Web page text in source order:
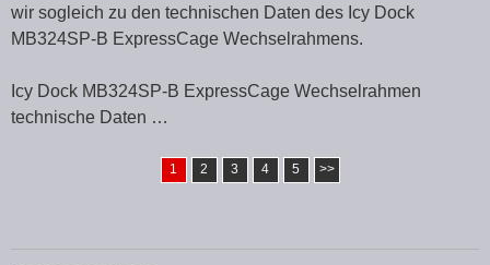
wir sogleich zu den technischen Daten des Icy Dock
MB324SP-B ExpressCage Wechselrahmens.
Icy Dock MB324SP-B ExpressCage Wechselrahmen
technische Daten …
1 2 3 4 5 >>